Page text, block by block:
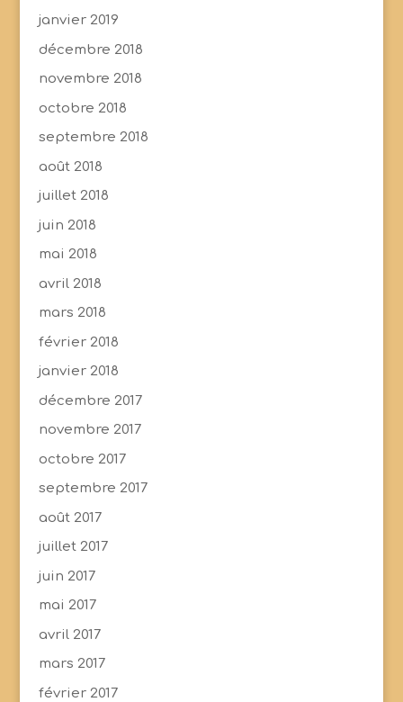
janvier 2019
décembre 2018
novembre 2018
octobre 2018
septembre 2018
août 2018
juillet 2018
juin 2018
mai 2018
avril 2018
mars 2018
février 2018
janvier 2018
décembre 2017
novembre 2017
octobre 2017
septembre 2017
août 2017
juillet 2017
juin 2017
mai 2017
avril 2017
mars 2017
février 2017